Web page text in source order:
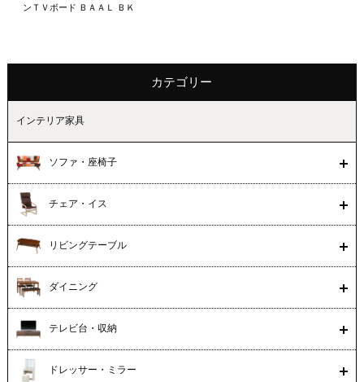
ンＴＶボード ＢＡＡＬ ＢＫ
カテゴリー
インテリア家具
ソファ・座椅子
チェア・イス
リビングテーブル
ダイニング
テレビ台・収納
ドレッサー・ミラー